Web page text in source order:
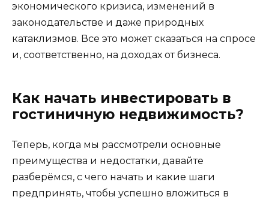
экономического кризиса, изменений в
законодательстве и даже природных
катаклизмов. Все это может сказаться на спросе
и, соответственно, на доходах от бизнеса.
Как начать инвестировать в
гостиничную недвижимость?
Теперь, когда мы рассмотрели основные
преимущества и недостатки, давайте
разберёмся, с чего начать и какие шаги
предпринять, чтобы успешно вложиться в